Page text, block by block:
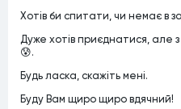
Хотів би спитати, чи немає в
Дуже хотів приєднатися, але
😰.
Будь ласка, скажіть мені.
Буду Вам щиро щиро вдячний!